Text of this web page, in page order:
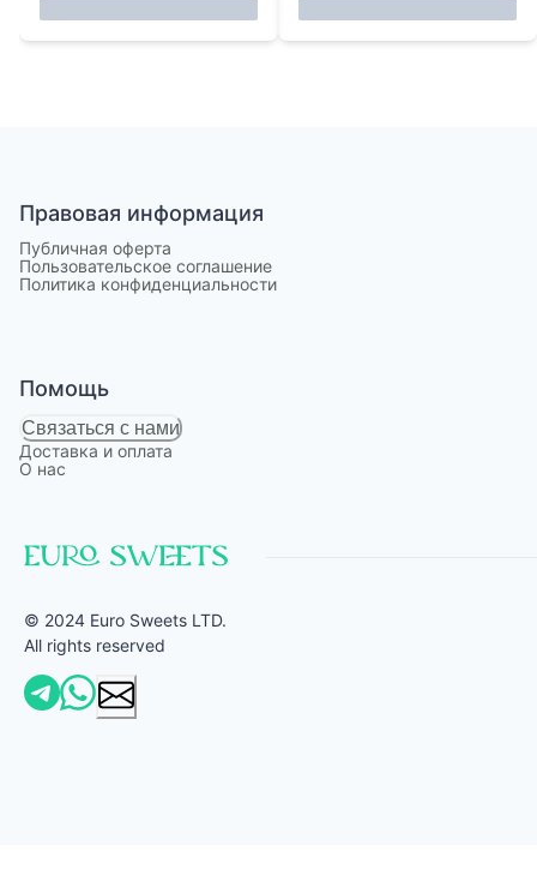
Правовая информация
Публичная оферта
Пользовательское соглашение
Политика конфиденциальности
Помощь
Связаться с нами
Доставка и оплата
О нас
© 2024 Euro Sweets LTD.
All rights reserved